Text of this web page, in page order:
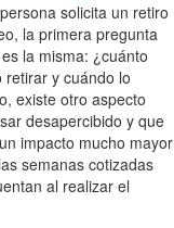
solicita un retiro
la primera pregunta
la misma: ¿cuánto
retirar y cuándo lo
existe otro aspecto
desapercibido y que
impacto mucho mayor
semanas cotizadas
al realizar el